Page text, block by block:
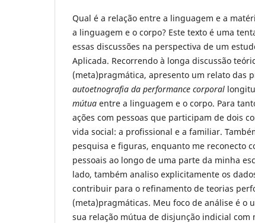
Qual é a relação entre a linguagem e a
a linguagem e o corpo? Este texto é uma
essas discussões na perspectiva de um
Aplicada. Recorrendo à longa discussão
(meta)pragmática, apresento um relato das
autoetnografia da performance corporal
mútua entre a linguagem e o corpo. Para
ações com pessoas que participam de dois
vida social: a profissional e a familiar.
pesquisa e figuras, enquanto me reconecto
pessoais ao longo de uma parte da minha
lado, também analiso explicitamente os
contribuir para o refinamento de teorias
(meta)pragmáticas. Meu foco de análise é o
sua relação mútua de disjunção indicial com